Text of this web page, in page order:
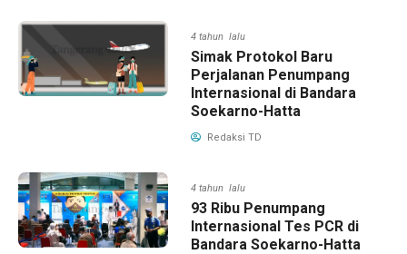
4 tahun lalu
Simak Protokol Baru
Perjalanan Penumpang
Internasional di Bandara
Soekarno-Hatta
Redaksi TD
4 tahun lalu
93 Ribu Penumpang
Internasional Tes PCR di
Bandara Soekarno-Hatta